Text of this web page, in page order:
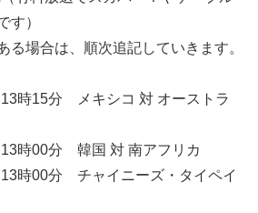
す）
場合は、順次追記していきます。
時15分 メキシコ 対 オーストラ
時00分 韓国 対 南アフリカ
時00分 チャイニーズ・タイペイ